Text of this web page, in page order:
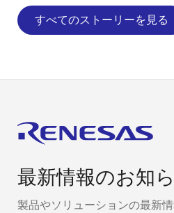
すべてのストーリーを見る
最新情報のお知
製品やソリューションの最新